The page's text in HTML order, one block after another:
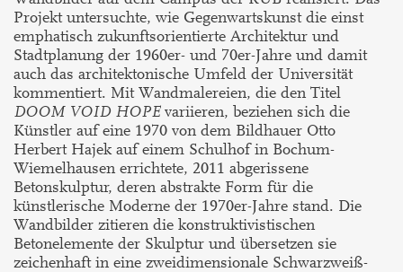
Projekt untersuchte, wie Gegenwartskunst die einst
emphatisch zukunftsorientierte Architektur und
Stadtplanung der 1960er- und 70er-Jahre und damit
auch das architektonische Umfeld der Universität
kommentiert. Mit Wandmalereien, die den Titel
DOOM VOID HOPEvariieren, beziehen sich die
Künstler auf eine 1970 von dem Bildhauer Otto
Herbert Hajek auf einem Schulhof in Bochum-
Wiemelhausen errichtete, 2011 abgerissene
Betonskulptur, deren abstrakte Form für die
künstlerische Moderne der 1970er-Jahre stand. Die
Wandbilder zitieren die konstruktivistischen
Betonelemente der Skulptur und übersetzen sie
zeichenhaft in eine zweidimensionale Schwarzweiß-